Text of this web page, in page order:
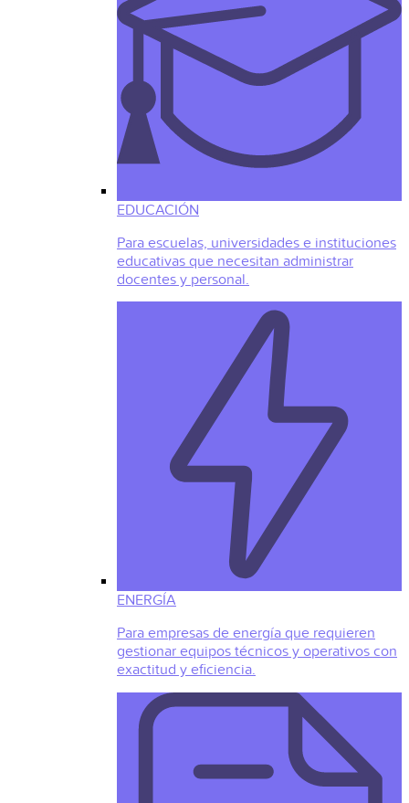
EDUCACIÓN
Para escuelas, universidades e instituciones
educativas que necesitan administrar
docentes y personal.
ENERGÍA
Para empresas de energía que requieren
gestionar equipos técnicos y operativos con
exactitud y eficiencia.